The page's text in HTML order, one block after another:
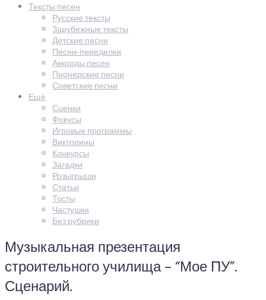
Тексты песен
Русские тексты
Зарубежные тексты
Детские песни
Песни-переделки
Аккорды песен
Пионерские песни
Советские песни
Ещё
Сценки
Фокусы
Игровые программы
Викторины
Конкурсы
Загадки
Розыгрыши
Статьи
Тосты
Частушки
Без рубрики
Музыкальная презентация
строительного училища – “Мое ПУ”.
Сценарий.